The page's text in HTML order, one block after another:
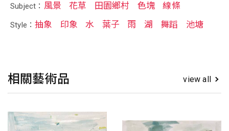
Subject： 風景 花草 田園鄉村 色塊 線條
Style：抽象 印象 水 葉子 雨 湖 舞蹈 池塘
相關藝術品 view all